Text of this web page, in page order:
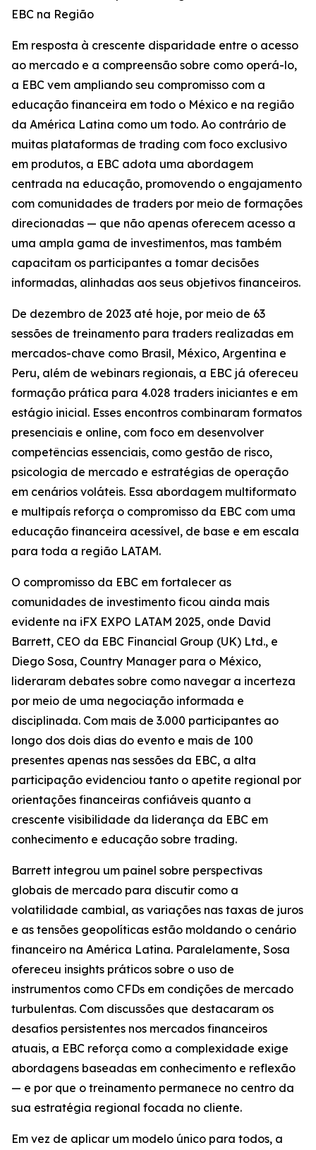
EBC na Região
Em resposta à crescente disparidade entre o acesso
ao mercado e a compreensão sobre como operá-lo,
a EBC vem ampliando seu compromisso com a
educação financeira em todo o México e na região
da América Latina como um todo. Ao contrário de
muitas plataformas de trading com foco exclusivo
em produtos, a EBC adota uma abordagem
centrada na educação, promovendo o engajamento
com comunidades de traders por meio de formações
direcionadas — que não apenas oferecem acesso a
uma ampla gama de investimentos, mas também
capacitam os participantes a tomar decisões
informadas, alinhadas aos seus objetivos financeiros.
De dezembro de 2023 até hoje, por meio de 63
sessões de treinamento para traders realizadas em
mercados-chave como Brasil, México, Argentina e
Peru, além de webinars regionais, a EBC já ofereceu
formação prática para 4.028 traders iniciantes e em
estágio inicial. Esses encontros combinaram formatos
presenciais e online, com foco em desenvolver
competências essenciais, como gestão de risco,
psicologia de mercado e estratégias de operação
em cenários voláteis. Essa abordagem multiformato
e multipaís reforça o compromisso da EBC com uma
educação financeira acessível, de base e em escala
para toda a região LATAM.
O compromisso da EBC em fortalecer as
comunidades de investimento ficou ainda mais
evidente na iFX EXPO LATAM 2025, onde David
Barrett, CEO da EBC Financial Group (UK) Ltd., e
Diego Sosa, Country Manager para o México,
lideraram debates sobre como navegar a incerteza
por meio de uma negociação informada e
disciplinada. Com mais de 3.000 participantes ao
longo dos dois dias do evento e mais de 100
presentes apenas nas sessões da EBC, a alta
participação evidenciou tanto o apetite regional por
orientações financeiras confiáveis quanto a
crescente visibilidade da liderança da EBC em
conhecimento e educação sobre trading.
Barrett integrou um painel sobre perspectivas
globais de mercado para discutir como a
volatilidade cambial, as variações nas taxas de juros
e as tensões geopolíticas estão moldando o cenário
financeiro na América Latina. Paralelamente, Sosa
ofereceu insights práticos sobre o uso de
instrumentos como CFDs em condições de mercado
turbulentas. Com discussões que destacaram os
desafios persistentes nos mercados financeiros
atuais, a EBC reforça como a complexidade exige
abordagens baseadas em conhecimento e reflexão
— e por que o treinamento permanece no centro da
sua estratégia regional focada no cliente.
Em vez de aplicar um modelo único para todos, a